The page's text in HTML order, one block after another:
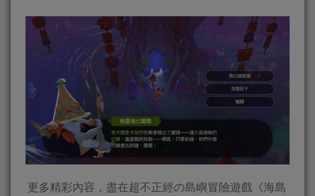
更多精彩內容，盡在超不正經の島嶼冒險遊戲《海島